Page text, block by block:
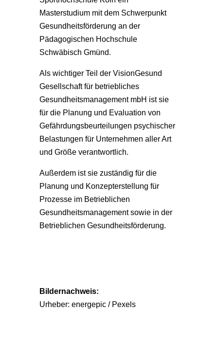
Masterstudium mit dem Schwerpunkt
Gesundheitsförderung an der
Pädagogischen Hochschule
Schwäbisch Gmünd.
Als wichtiger Teil der VisionGesund
Gesellschaft für betriebliches
Gesundheitsmanagement mbH ist sie
für die Planung und Evaluation von
Gefährdungsbeurteilungen psychischer
Belastungen für Unternehmen aller Art
und Größe verantwortlich.
Außerdem ist sie zuständig für die
Planung und Konzepterstellung für
Prozesse im Betrieblichen
Gesundheitsmanagement sowie in der
Betrieblichen Gesundheitsförderung.
Bildernachweis:
Urheber: energepic / Pexels